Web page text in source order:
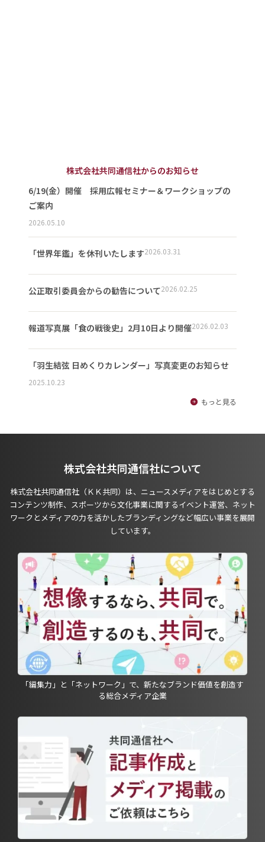
株式会社共同通信社からのお知らせ
6/19(金）開催 採用広報セミナー＆ワークショップの
ご案内
2026.05.10
「世界年鑑」を休刊いたします2026.03.31
公正取引委員会からの勧告について2026.02.25
報道写真展「食の戦後史」2月10日より開催2026.02.03
「羽生結弦 日めくりカレンダー」写真変更のお知らせ
2025.10.23
もっと見る
株式会社共同通信社について
株式会社共同通信社（ＫＫ共同）は、ニュースメディアをはじめとする
コンテンツ制作、スポーツから文化事業に関するイベント運営、ネット
ワークとメディアの力を活かしたブランディングなど幅広い事業を展開
しています。
「編集力」と「ネットワーク」で、新たなブランド価値を創造す
る総合メディア企業